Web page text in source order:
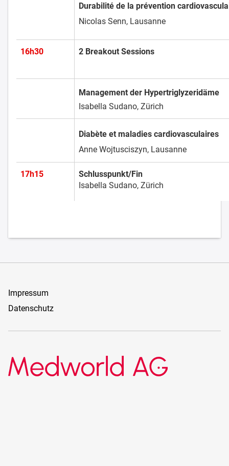
Durabilité de la prévention
Nicolas Senn, Lausanne
16h30 2 Breakout
Management der
Isabella Sudano, Zürich
Diabète et maladies
Anne Wojtusciszyn, Lausanne
17h15
Schlusspunkt/Fin
Isabella Sudano, Zürich
Impressum
Datenschutz
Medworld AG